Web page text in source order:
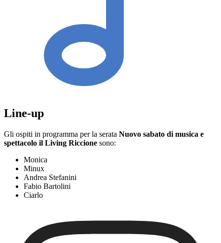
Line-up
Gli ospiti in programma per la serata Nuovo sabato di musica e
spettacolo il Living Riccione sono:
Monica
Minux
Andrea Stefanini
Fabio Bartolini
Ciarlo